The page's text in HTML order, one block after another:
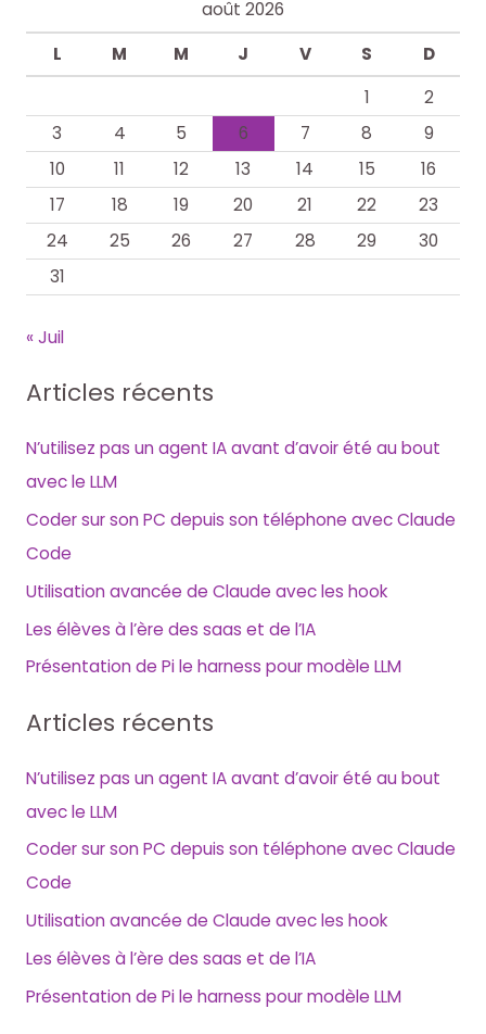
août 2026
L
M M J V S
D
1
2
3
4 5 6 7 8
9
10
11 12 13 14 15
16
17
18 19 20 21 22
23
24
25 26 27 28 29
30
31
« Juil
Articles récents
N’utilisez pas un agent IA avant d’avoir été au bout
avec le LLM
Coder sur son PC depuis son téléphone avec Claude
Code
Utilisation avancée de Claude avec les hook
Les élèves à l’ère des saas et de l’IA
Présentation de Pi le harness pour modèle LLM
Articles récents
N’utilisez pas un agent IA avant d’avoir été au bout
avec le LLM
Coder sur son PC depuis son téléphone avec Claude
Code
Utilisation avancée de Claude avec les hook
Les élèves à l’ère des saas et de l’IA
Présentation de Pi le harness pour modèle LLM